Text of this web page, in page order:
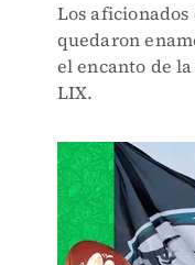
Los
quedaron
el encanto de
LIX.